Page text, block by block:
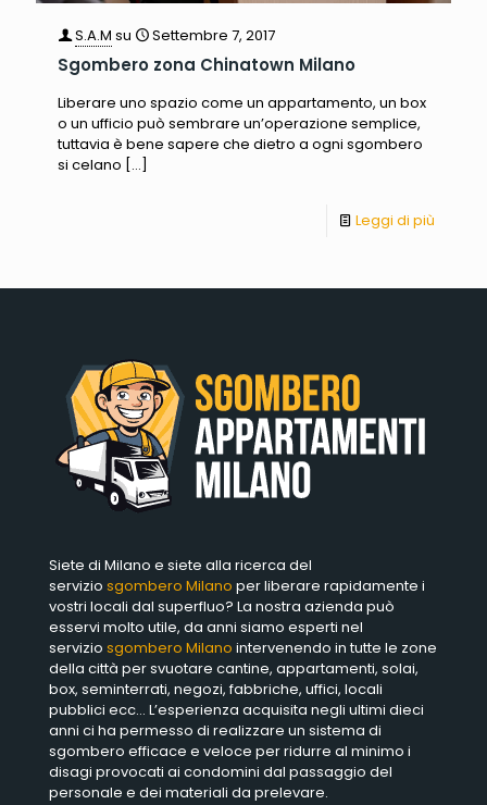
S.A.M su Settembre 7, 2017
Sgombero zona Chinatown Milano
Liberare uno spazio come un appartamento, un box
o un ufficio può sembrare un’operazione semplice,
tuttavia è bene sapere che dietro a ogni sgombero
si celano […]
Leggi di più
Siete di Milano e siete alla ricerca del
servizio sgombero Milano per liberare rapidamente i
vostri locali dal superfluo? La nostra azienda può
esservi molto utile, da anni siamo esperti nel
servizio sgombero Milano intervenendo in tutte le zone
della città per svuotare cantine, appartamenti, solai,
box, seminterrati, negozi, fabbriche, uffici, locali
pubblici ecc… L’esperienza acquisita negli ultimi dieci
anni ci ha permesso di realizzare un sistema di
sgombero efficace e veloce per ridurre al minimo i
disagi provocati ai condomini dal passaggio del
personale e dei materiali da prelevare.